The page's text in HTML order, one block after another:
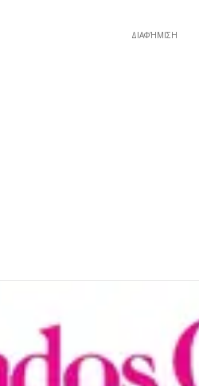
ΔΙΑΦΉΜΙΣΗ